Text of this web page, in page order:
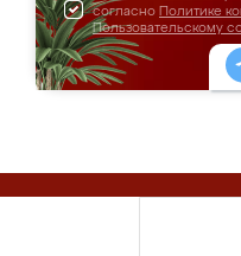
согласно Политике
Пользовательскому